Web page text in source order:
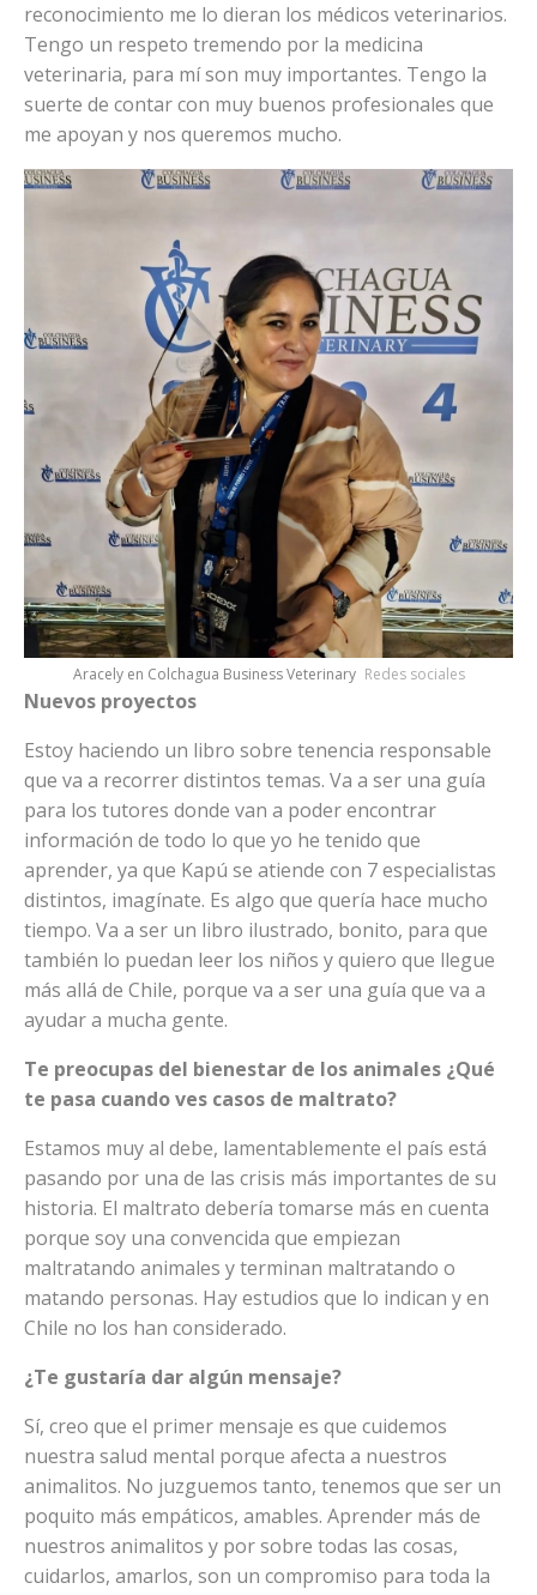
reconocimiento me lo dieran los médicos veterinarios.
Tengo un respeto tremendo por la medicina
veterinaria, para mí son muy importantes. Tengo la
suerte de contar con muy buenos profesionales que
me apoyan y nos queremos mucho.
Aracely en Colchagua Business Veterinary Redes sociales
Nuevos proyectos
Estoy haciendo un libro sobre tenencia responsable
que va a recorrer distintos temas. Va a ser una guía
para los tutores donde van a poder encontrar
información de todo lo que yo he tenido que
aprender, ya que Kapú se atiende con 7 especialistas
distintos, imagínate. Es algo que quería hace mucho
tiempo. Va a ser un libro ilustrado, bonito, para que
también lo puedan leer los niños y quiero que llegue
más allá de Chile, porque va a ser una guía que va a
ayudar a mucha gente.
Te preocupas del bienestar de los animales ¿Qué
te pasa cuando ves casos de maltrato?
Estamos muy al debe, lamentablemente el país está
pasando por una de las crisis más importantes de su
historia. El maltrato debería tomarse más en cuenta
porque soy una convencida que empiezan
maltratando animales y terminan maltratando o
matando personas. Hay estudios que lo indican y en
Chile no los han considerado.
¿Te gustaría dar algún mensaje?
Sí, creo que el primer mensaje es que cuidemos
nuestra salud mental porque afecta a nuestros
animalitos. No juzguemos tanto, tenemos que ser un
poquito más empáticos, amables. Aprender más de
nuestros animalitos y por sobre todas las cosas,
cuidarlos, amarlos, son un compromiso para toda la